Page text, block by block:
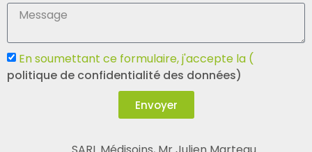
En soumettant ce formulaire, j'accepte la (
politique de confidentialité des données)
Envoyer